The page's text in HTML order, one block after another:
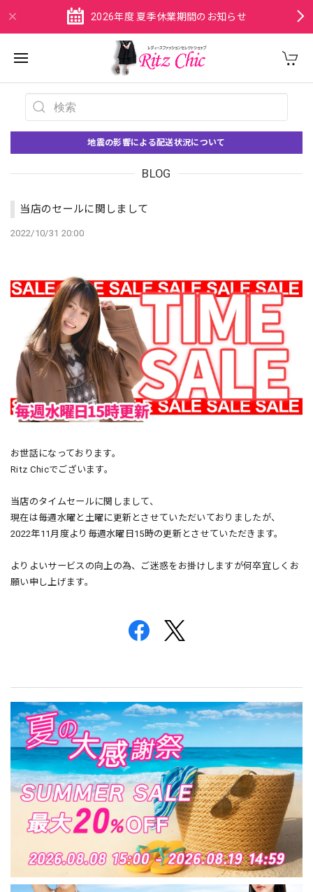
2026年度 夏季休業期間のお知らせ
地震の影響による配送状況について
BLOG
当店のセールに関しまして
2022/10/31 20:00
お世話になっております。
Ritz Chicでございます。
当店のタイムセールに関しまして、
現在は毎週水曜と土曜に更新とさせていただいておりましたが、
2022年11月度より毎週水曜日15時の更新とさせていただきます。
よりよいサービスの向上の為、ご迷惑をお掛けしますが何卒宜しくお
願い申し上げます。